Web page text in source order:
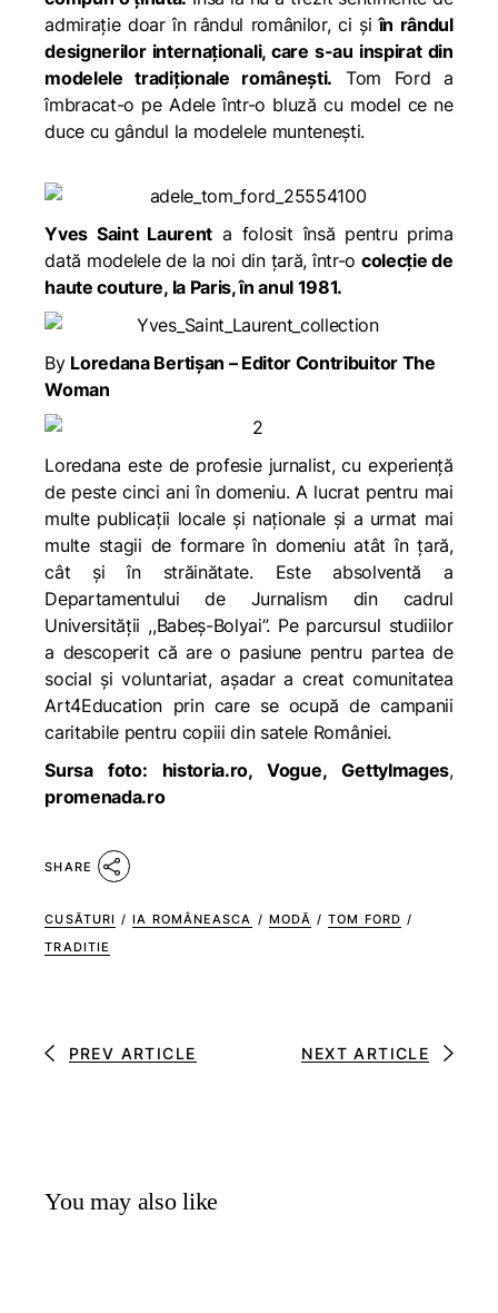
admirație doar în rândul românilor, ci șiîn rândul
designerilor internaționali, care s-au inspirat din
modelele tradiționale românești. Tom Ford a
îmbracat-o pe Adele într-o bluză cu model ce ne
duce cu gândul la modelele muntenești.
Yves Saint Laurent a folosit însă pentru prima
dată modelele de la noi din țară, într-o colecție de
haute couture, la Paris, în anul 1981.
By Loredana Bertișan – Editor Contribuitor The
Woman
Loredana este de profesie jurnalist, cu experiență
de peste cinci ani în domeniu. A lucrat pentru mai
multe publicații locale și naționale și a urmat mai
multe stagii de formare în domeniu atât în țară,
cât și în străinătate. Este absolventă a
Departamentului de Jurnalism din cadrul
Universității ,,Babeș-Bolyai”. Pe parcursul studiilor
a descoperit că are o pasiune pentru partea de
social și voluntariat, așadar a creat comunitatea
Art4Education prin care se ocupă de campanii
caritabile pentru copiii din satele României.
Sursa foto: historia.ro, Vogue, GettyImages,
promenada.ro
SHARE
CUSĂTURI / IA ROMÂNEASCA / MODĂ / TOM FORD /
TRADITIE
PREV ARTICLE NEXT ARTICLE
You may also like